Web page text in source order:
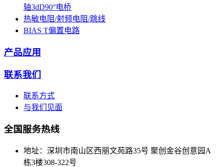
轴3dD90°电桥
热敏电阻/射频电阻/跳线
BIAS T偏置电路
产品应用
联系我们
联系方式
与我们见面
全国服务热线
地址：深圳市南山区西丽文苑路35号 聚创金谷创意园A
栋3楼308-322号